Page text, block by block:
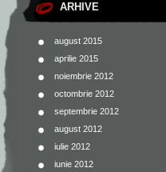
ARHIVE
august 2015
aprilie 2015
noiembrie 2012
octombrie 2012
septembrie 2012
august 2012
iulie 2012
iunie 2012